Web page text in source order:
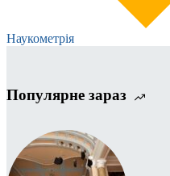
Наукометрія
Популярне зараз